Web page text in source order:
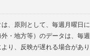
、原則として、毎週月曜日
・地方等）のデータは、毎
り、反映が遅れる場合があ